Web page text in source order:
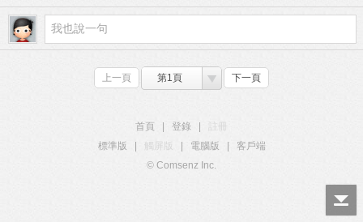
上一頁 第1頁 下一頁
首頁 登錄
標準版
觸屏版 電腦版
客戶端
© Comsenz Inc.